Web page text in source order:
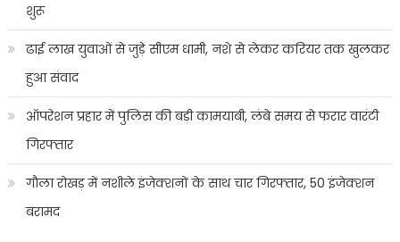
शुरू
ढाई लाख युवाओं से जुड़े सीएम धामी, नशे से लेकर करियर तक खुलकर
हुआ संवाद
ऑपरेशन प्रहार में पुलिस की बड़ी कामयाबी, लंबे समय से फरार वारंटी
गिरफ्तार
गौला रोखड़ में नशीले इंजेक्शनों के साथ चार गिरफ्तार, 50 इंजेक्शन
बरामद